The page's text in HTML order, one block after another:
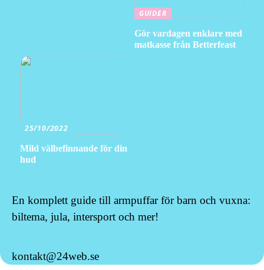
GUIDER
Gör vardagen enklare med
matkasse från Betterfeast
25/10/2022
Mild välbefinnande för din
hud
En komplett guide till armpuffar för barn och vuxna:
biltema, jula, intersport och mer!
kontakt@24web.se